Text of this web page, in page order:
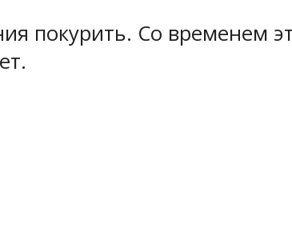
покурить. Со временем